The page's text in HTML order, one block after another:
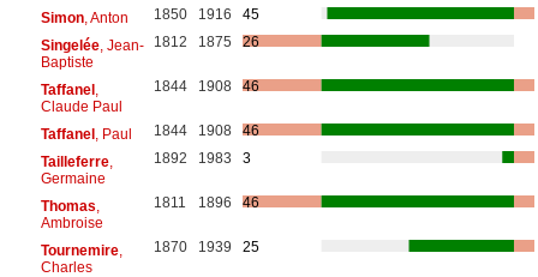
Simon, Anton 1850 1916
45
Singelée, Jean-
Baptiste
1812 1875 26
Taffanel,
Claude Paul
1844 1908 46
Taffanel, Paul 1844 1908
46
Tailleferre,
Germaine
1892 1983 3
Thomas
Ambroise
1811 1896 46
Tournemire,
Charles
1870 1939 25